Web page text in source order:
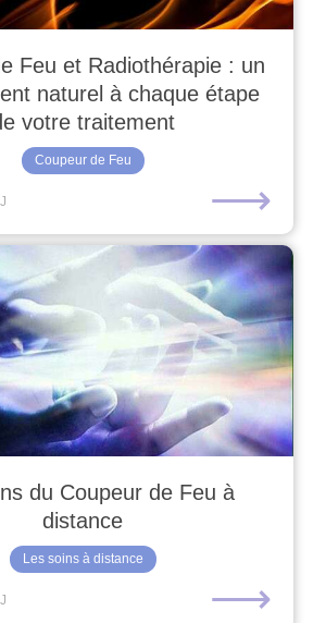
Feu et Radiothérapie : un
naturel à chaque étape
votre traitement
Coupeur de Feu
⟶
du Coupeur de Feu à
distance
Les soins à distance
⟶